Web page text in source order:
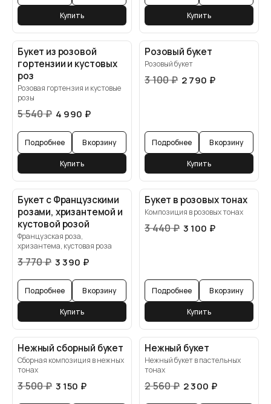
Купить Купить
Букет из розовой
гортензии и кустовых
роз
Розовая гортензия и кустовые
розы
5 540₽ 4 990 ₽
Подробнее В корзину
Купить
Розовый букет
Розовый букет
3 100₽ 2 790 ₽
Подробнее В корзину
Купить
Букет с Французскими
розами, хризантемой и
кустовой розой
Французская роза,
хризантема, кустовая роза
3 770₽ 3 390 ₽
Подробнее В корзину
Купить
Букет в розовых тонах
Композиция в розовых тонах
3 440₽ 3 100 ₽
Подробнее В корзину
Купить
Нежный сборный букет
Сборная композиция в нежных
тонах
3 500₽ 3 150 ₽
Нежный букет
Нежный букет в пастельных
тонах
2 560₽ 2 300 ₽